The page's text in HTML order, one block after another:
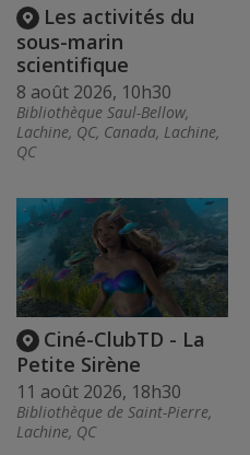
Les activités du
sous-marin
scientifique
8 août 2026, 10h30
Bibliothèque Saul-Bellow,
Lachine, QC, Canada, Lachine,
QC
Ciné-ClubTD - La
Petite Sirène
11 août 2026, 18h30
Bibliothèque de Saint-Pierre,
Lachine, QC